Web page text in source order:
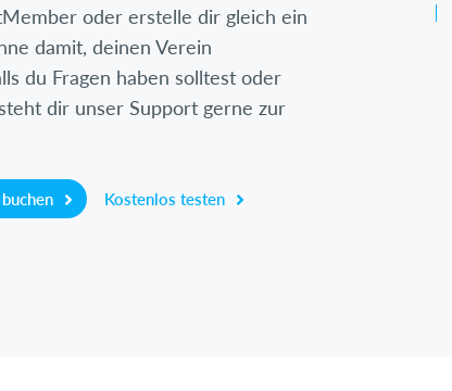
oder erstelle dir gleich ein
damit, deinen Verein
du Fragen haben solltest oder
dir unser Support gerne zur
Kostenlos testen